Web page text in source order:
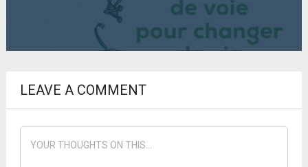
LEAVE A COMMENT